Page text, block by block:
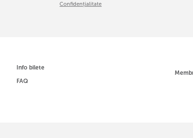
Confidențialitate
Info bilete
FAQ